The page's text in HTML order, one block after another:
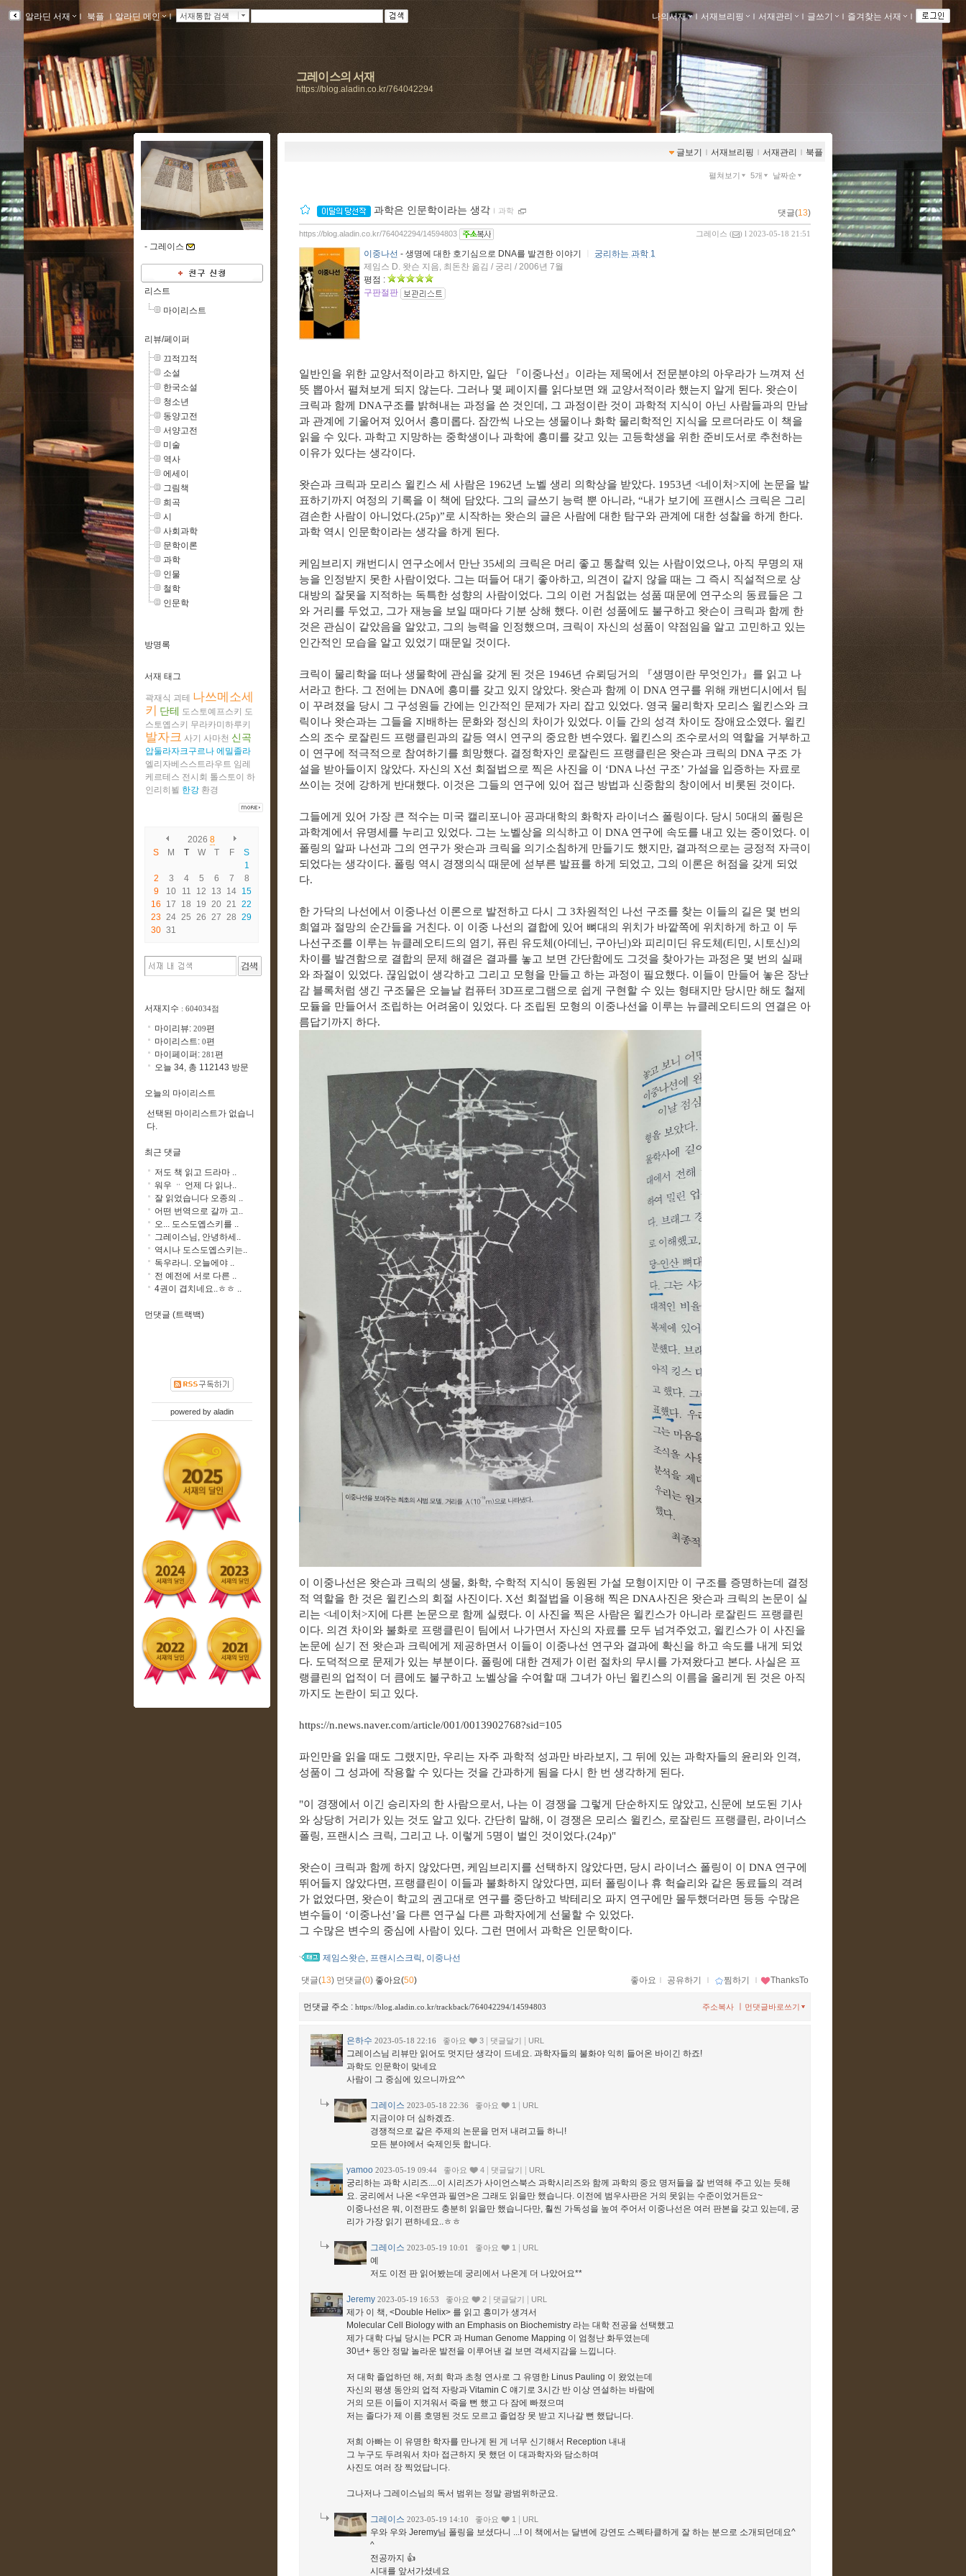
알라딘 서재 ｌ 북플 ｌ알라딘 메인 ｌ 서재통합 검색 나의서재 ｌ 서재브리핑 ｌ 서재관리 ｌ 글쓰기 ｌ 즐겨찾는 서재 ｌ
그레이스의 서재
https://blog.aladin.co.kr/764042294
글보기 ｌ 서재브리핑 ｌ 서재관리 ｌ 북플
펼쳐보기 5개 날짜순
과학은 인문학이라는 생각 ｌ 과학 댓글(13)
그레이스 ( ) l 2023-05-18 21:51
https://blog.aladin.co.kr/764042294/14594803
이중나선 - 생명에 대한 호기심으로 DNA를 발견한 이야기
궁리하는 과학 1
제임스 D. 왓슨 지음, 최돈찬 옮김 / 궁리 / 2006년 7월
평점 :
구판절판
일반인을 위한 교양서적이라고 하지만, 일단 『이중나선 』 이라는 제목에서 전문분야의 아우라가 느껴져 선
뜻 뽑아서 펼쳐보게 되지 않는다. 그러나 몇 페이지를 읽다보면 왜 교양서적이라 했는지 알게 된다. 왓슨이
크릭과 함께 DNA구조를 밝혀내는 과정을 쓴 것인데 , 그 과정이란 것이 과학적 지식이 아닌 사람들과의 만남
과 관계에 기울어져 있어서 흥미롭다. 잠깐씩 나오는 생물이나 화학 물리학적인 지식을 모르더라도 이 책을
읽을 수 있다. 과학고 지망하는 중학생이나 과학에 흥미를 갖고 있는 고등학생을 위한 준비도서로 추천하는
이유가 있다는 생각이다.
왓슨과 크릭과 모리스 윌킨스 세 사람은 1962년 노벨 생리 의학상을 받았다. 1953년 <네이처>지에 논문을 발
표하기까지 여정의 기록을 이 책에 담았다. 그의 글쓰기 능력 뿐 아니라, “내가 보기에 프랜시스 크릭은 그리
겸손한 사람이 아니었다.(25p)”로 시작하는 왓슨의 글은 사람에 대한 탐구와 관계에 대한 성찰을 하게 한다.
과학 역시 인문학이라는 생각을 하게 된다.
케임브리지 캐번디시 연구소에서 만난 35세의 크릭은 머리 좋고 통찰력 있는 사람이었으나, 아직 무명의 재
능을 인정받지 못한 사람이었다. 그는 떠들어 대기 좋아하고, 의견이 같지 않을 때는 그 즉시 직설적으로 상
대방의 잘못을 지적하는 독특한 성향의 사람이었다. 그의 이런 거침없는 성품 때문에 연구소의 동료들은 그
와 거리를 두었고, 그가 재능을 보일 때마다 기분 상해 했다. 이런 성품에도 불구하고 왓슨이 크릭과 함께 한
것은 관심이 같았음을 알았고, 그의 능력을 인정했으며 , 크릭이 자신의 성품이 약점임을 알고 고민하고 있는
인간적인 모습을 알고 있었기 때문일 것이다.
크릭이 물리학을 떠나 생물학에 관심을 갖게 된 것은 1946년 슈뢰딩거의 『생명이란 무엇인가』 를 읽고 나
서라고 한다. 그 전에는 DNA에 흥미를 갖고 있지 않았다. 왓슨과 함께 이 DNA 연구를 위해 캐번디시에서 팀
이 꾸려졌을 당시 그 구성원들 간에는 인간적인 문제가 자리 잡고 있었다. 영국 물리학자 모리스 윌킨스와 크
릭이나 왓슨과는 그들을 지배하는 문화와 정신의 차이가 있었다. 이들 간의 성격 차이도 장애요소였다. 윌킨
스의 조수 로잘린드 프랭클린과의 갈등 역시 연구의 중요한 변수였다. 윌킨스의 조수로서의 역할을 거부하고
이 연구에 적극적으로 참여하기를 희망했다. 결정학자인 로잘린드 프랭클린은 왓슨과 크릭의 DNA 구조 가
설을 받아들이지 않았다. 자신의 X선 회절법으로 찍은 사진을 이 ‘DNA 나선 구조’ 가설을 입증하는 자료로
쓰이는 것에 강하게 반대했다. 이것은 그들의 연구에 있어 접근 방법과 신중함의 창이에서 비롯된 것이다.
그들에게 있어 가장 큰 적수는 미국 캘리포니아 공과대학의 화학자 라이너스 폴링이다. 당시 50대의 폴링은
과학계에서 유명세를 누리고 있었다. 그는 노벨상을 의식하고 이 DNA 연구에 속도를 내고 있는 중이었다. 이
폴링의 알파 나선과 그의 연구가 왓슨과 크릭을 의기소침하게 만들기도 했지만, 결과적으로는 긍정적 자극이
되었다는 생각이다. 폴링 역시 경쟁의식 때문에 섣부른 발표를 하게 되었고, 그의 이론은 허점을 갖게 되었
다.
한 가닥의 나선에서 이중나선 이론으로 발전하고 다시 그 3차원적인 나선 구조를 찾는 이들의 길은 몇 번의
희열과 절망의 순간들을 거친다. 이 이중 나선의 결합에 있어 뼈대의 위치가 바깥쪽에 위치하게 하고 이 두
나선구조를 이루는 뉴클레오티드의 염기 , 퓨린 유도체 (아데닌, 구아닌)와 피리미딘 유도체 (티민, 시토신)의
차이를 발견함으로 결합의 문제 해결은 결과를 놓고 보면 간단함에도 그것을 찾아가는 과정은 몇 번의 실패
와 좌절이 있었다. 끊임없이 생각하고 그리고 모형을 만들고 하는 과정이 필요했다. 이들이 만들어 놓은 장난
감 블록처럼 생긴 구조물은 오늘날 컴퓨터 3D프로그램으로 쉽게 구현할 수 있는 형태지만 당시만 해도 철제
모듈을 만들어서 조립하는 어려움이 있었다. 다 조립된 모형의 이중나선을 이루는 뉴클레오티드의 연결은 아
름답기까지 하다.
이 이중나선은 왓슨과 크릭의 생물, 화학, 수학적 지식이 동원된 가설 모형이지만 이 구조를 증명하는데 결정
적 역할을 한 것은 윌킨스의 회절 사진이다. X선 회절법을 이용해 찍은 DNA사진은 왓슨과 크릭의 논문이 실
리는 <네이처>지에 다른 논문으로 함께 실렸다. 이 사진을 찍은 사람은 윌킨스가 아니라 로잘린드 프랭클린
이다. 의견 차이와 불화로 프랭클린이 팀에서 나가면서 자신의 자료를 모두 넘겨주었고, 윌킨스가 이 사진을
논문에 싣기 전 왓슨과 크릭에게 제공하면서 이들이 이중나선 연구와 결과에 확신을 하고 속도를 내게 되었
다. 도덕적으로 문제가 있는 부분이다. 폴링에 대한 견제가 이런 절차의 무시를 가져왔다고 본다. 사실은 프
랭클린의 업적이 더 큼에도 불구하고 노벨상을 수여할 때 그녀가 아닌 윌킨스의 이름을 올리게 된 것은 아직
까지도 논란이 되고 있다.
https://n.news.naver.com/article/001/0013902768?sid=105
파인만을 읽을 때도 그랬지만, 우리는 자주 과학적 성과만 바라보지 , 그 뒤에 있는 과학자들의 윤리와 인격,
성품이 그 성과에 작용할 수 있다는 것을 간과하게 됨을 다시 한 번 생각하게 된다.
"이 경쟁에서 이긴 승리자의 한 사람으로서, 나는 이 경쟁을 그렇게 단순하지도 않았고, 신문에 보도된 기사
와 상당히 거리가 있는 것도 알고 있다. 간단히 말해, 이 경쟁은 모리스 윌킨스, 로잘린드 프랭클린, 라이너스
폴링, 프랜시스 크릭, 그리고 나. 이렇게 5명이 벌인 것이었다.(24p)"
왓슨이 크릭과 함께 하지 않았다면 , 케임브리지를 선택하지 않았다면 , 당시 라이너스 폴링이 이 DNA 연구에
뛰어들지 않았다면 , 프랭클린이 이들과 불화하지 않았다면 , 피터 폴링이나 휴 헉슬리와 같은 동료들의 격려
가 없었다면 , 왓슨이 학교의 권고대로 연구를 중단하고 박테리오 파지 연구에만 몰두했더라면 등등 수많은
변수들이 ‘이중나선 ’을 다른 연구실 다른 과학자에게 선물할 수 있었다.
그 수많은 변수의 중심에 사람이 있다. 그런 면에서 과학은 인문학이다.
제임스왓슨 프랜시스크릭 이중나선
댓글(13) 먼댓글(0) 좋아요(50) 좋아요 ｌ 공유하기 ｌ 찜하기 ｌ ThanksTo
먼댓글 주소 : https://blog.aladin.co.kr/trackback/764042294/14594803 먼댓글바로쓰기
주소복사
은하수 2023-05-18 22:16 좋아요 3 댓글달기 URL
그레이스님 리뷰만 읽어도 멋지단 생각이 드네요. 과학자들의 불화야 익히 들어온 바이긴 하죠!
과학도 인문학이 맞네요
사람이 그 중심에 있으니까요^^
그레이스 2023-05-18 22:36 좋아요 1 URL
지금이야 더 심하겠죠.
경쟁적으로 같은 주제의 논문을 먼저 내려고들 하니!
모든 분야에서 숙제인듯 합니다.
yamoo 2023-05-19 09:44 좋아요 4 댓글달기 URL
궁리하는 과학 시리즈....이 시리즈가 사이언스북스 과학시리즈와 함께 과학의 중요 명저들을 잘 번역해 주고 있는 듯해
요. 궁리에서 나온 <우연과 필연>은 그래도 읽을만 했습니다. 이전에 범우사판은 거의 못읽는 수준이었거든요~
이중나선은 뭐, 이전판도 충분히 읽을만 했습니다만, 훨씬 가독성을 높여 주어서 이중나선은 여러 판본을 갖고 있는데, 궁
리가 가장 읽기 편하네요..ㅎㅎ
그레이스 2023-05-19 10:01 좋아요 1 URL
예
저도 이전 판 읽어봤는데 궁리에서 나온게 더 나았어요**
Jeremy 2023-05-19 16:53 좋아요 2 댓글달기 URL
제가 이 책, <Double Helix> 를 읽고 흥미가 생겨서
Molecular Cell Biology with an Emphasis on Biochemistry 라는 대학 전공을 선택했고
제가 대학 다닐 당시는 PCR 과 Human Genome Mapping 이 엄청난 화두였는데
30년+ 동안 정말 놀라운 발전을 이루어낸 걸 보면 격세지감을 느낍니다.
저 대학 졸업하던 해, 저희 학과 초청 연사로 그 유명한 Linus Pauling 이 왔었는데
자신의 평생 동안의 업적 자랑과 Vitamin C 얘기로 3시간 반 이상 연설하는 바람에
거의 모든 이들이 지겨워서 죽을 뻔 했고 다 잠에 빠졌으며
저는 졸다가 제 이름 호명된 것도 모르고 졸업장 못 받고 지나갈 뻔 했답니다.
저희 아빠는 이 유명한 학자를 만나게 된 게 너무 신기해서 Reception 내내
그 누구도 두려워서 차마 접근하지 못 했던 이 대과학자와 담소하며
사진도 여러 장 찍었답니다.
그나저나 그레이스님의 독서 범위는 정말 광범위하군요.
그레이스 2023-05-19 14:10 좋아요 1 URL
우와 우와 Jeremy님 폴링을 보셨다니 ...! 이 책에서는 달변에 강연도 스펙타클하게 잘 하는 분으로 소개되던데요^
^
전공까지 👍
시대를 앞서가셨네요
- 그레이스
리스트
마이리스트
리뷰/페이퍼
끄적끄적
소설
한국소설
청소년
동양고전
서양고전
미술
역사
에세이
그림책
희곡
시
사회과학
문학이론
과학
인물
철학
인문학
방명록
서재 태그
곽재식 괴테 나쓰메소세
키 단테 도스토예프스키
도
스토옙스키
무라카미하루키
발자크 사기 사마천 신곡
압둘라자크구르나 에밀졸라
엘리자베스스트라우트 임레
케르테스 전시회 톨스토이 하
인리히뵐 한강 환경
2026 8
S
M T W T F
S
1
2
3 4 5 6 7
8
9
10 11 12 13 14 15
16
17 18 19 20 21 22
23 24 25 26 27 28 29
30 31
서재지수 : 604034점
마이리뷰: 209편
마이리스트: 0편
마이페이퍼: 281편
오늘 34, 총 112143 방문
오늘의 마이리스트
선택된 마이리스트가 없습니
다.
최근 댓글
저도 책 읽고 드라마 ..
워우 ᆢ 언제 다 읽나..
잘 읽었습니다 오종의 ..
어떤 번역으로 갈까 고..
오... 도스도옙스키를 ..
그레이스님, 안녕하세..
역시나 도스도옙스키는..
독우라니. 오늘에야 ..
전 예전에 서로 다른 ..
4권이 겹치네요..ㅎㅎ ..
먼댓글 (트랙백)
powered by aladin